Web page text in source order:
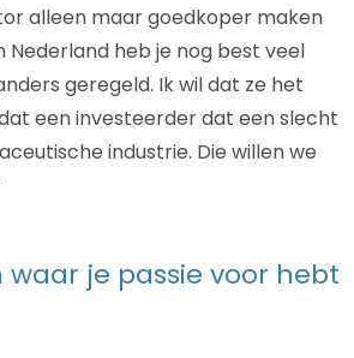
alleen maar goedkoper maken
Nederland heb je nog best veel
geregeld. Ik wil dat ze het
een investeerder dat een slecht
industrie. Die willen we
je passie voor hebt